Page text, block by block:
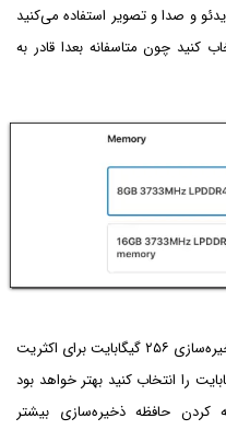
و صدا و تصویر استفاده می‌کنید
را انتخاب کنید چون متاسفانه بعدا قادر به
حافظه ذخیره‌سازی: حتی در زمینه حافظه ذخیره‌سازی ۲۵۶ گیگابایت برای اکثریت
هرچند که اگر حافظه ۵۱۲ گیگابایت را انتخاب کنید بهتر خواهد بود
کردن حافظه ذخیره‌سازی بیشتر